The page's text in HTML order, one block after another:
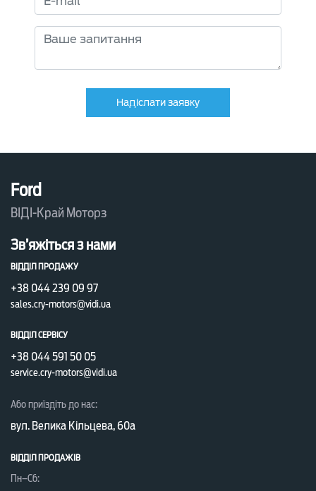
Надіслати заявку
Ford
ВІДІ-Край Моторз
Зв’яжіться з нами
ВІДДІЛ ПРОДАЖУ
+38 044 239 09 97
sales.cry-motors@vidi.ua
ВІДДІЛ СЕРВІСУ
+38 044 591 50 05
service.cry-motors@vidi.ua
Або приїздіть до нас:
вул. Велика Кільцева, 60а
ВІДДІЛ ПРОДАЖІВ
Пн–Сб: